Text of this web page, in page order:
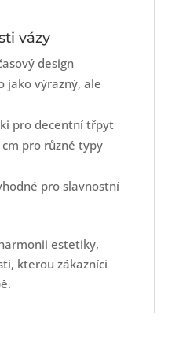
vázy
design
jako výrazný, ale
pro decentní třpyt
pro různé typy
pro slavnostní
estetiky,
kterou zákazníci